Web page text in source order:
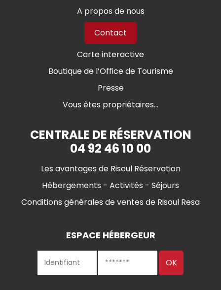
A propos de nous
Contact
Carte interactive
Boutique de l’Office de Tourisme
Presse
Vous êtes propriétaires...
CENTRALE DE RÉSERVATION
04 92 46 10 00
Les avantages de Risoul Réservation
Hébergements - Activités - Séjours
Conditions générales de ventes de Risoul Resa
ESPACE HÉBERGEUR